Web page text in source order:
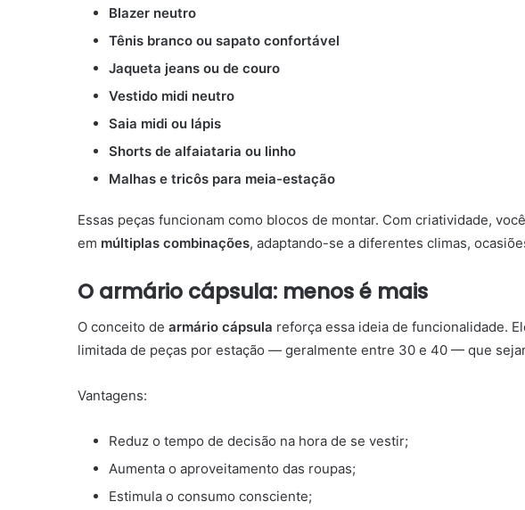
Blazer neutro
Tênis branco ou sapato confortável
Jaqueta jeans ou de couro
Vestido midi neutro
Saia midi ou lápis
Shorts de alfaiataria ou linho
Malhas e tricôs para meia-estação
Essas peças funcionam como blocos de montar. Com criatividade,
em múltiplas combinações, adaptando-se a diferentes climas,
O armário cápsula: menos é mais
O conceito de armário cápsula reforça essa ideia de funcionalidade.
limitada de peças por estação — geralmente entre 30 e 40 — que
Vantagens:
Reduz o tempo de decisão na hora de se vestir;
Aumenta o aproveitamento das roupas;
Estimula o consumo consciente;